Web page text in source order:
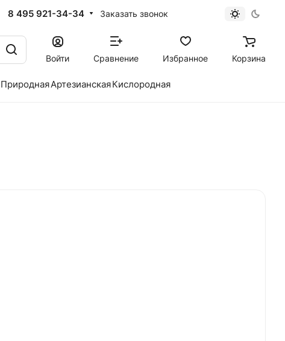
8 495 921-34-34 Заказать звонок
Войти Сравнение Избранное Корзина
ПрироднаяАртезианскаяКислородная